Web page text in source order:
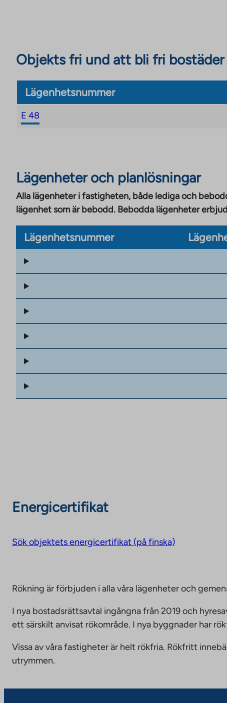
Objekts fri und att bli fri bostäder
Lägenhetsnummer
E 48
Lägenheter och planlösningar
Alla lägenheter i fastigheten, både lediga och
lägenhet som är bebodd. Bebodda lägenheter
Lägenhetsnummer
Energicertifikat
Sök objektets energicertifikat (på finska)
Rökning är förbjuden i alla våra lägenheter och
I nya bostadsrättsavtal ingångna från 2019 och
ett särskilt anvisat rökområde. I nya byggnader har
Vissa av våra fastigheter är helt rökfria. Rökfritt
utrymmen.